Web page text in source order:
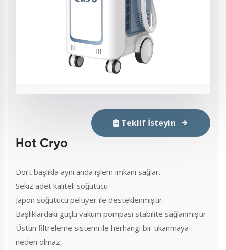
Teklif İsteyin
Hot Cryo
Dört başlıkla aynı anda işlem imkanı sağlar.
Sekiz adet kaliteli soğutucu
Japon soğutucu peltiyer ile desteklenmiştir.
Başlıklardaki güçlü vakum pompası stabilite sağlanmıştır.
Üstün filtreleme sistemi ile herhangi bir tıkanmaya
neden olmaz.